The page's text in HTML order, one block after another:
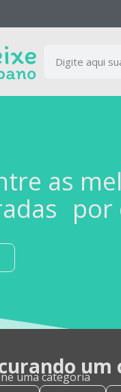
as
por
um
uma categoria